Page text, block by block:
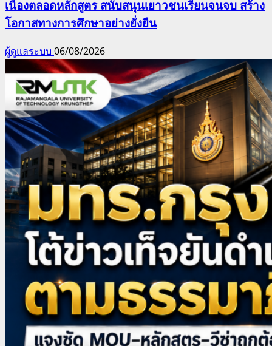
เนื่องตลอดหลักสูตร สนับสนุนเยาวชนเรียนจนจบ สร้าง
โอกาสทางการศึกษาอย่างยั่งยืน
ผู้ดูแลระบบ 06/08/2026